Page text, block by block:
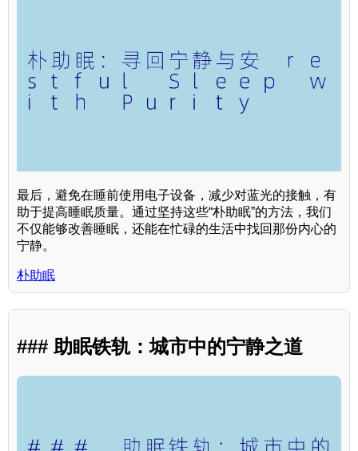
最后，避免在睡前使用电子设备，减少对蓝光的接触，有
助于提高睡眠质量。通过坚持这些“朴助眠”的方法，我们
不仅能够改善睡眠，还能在忙碌的生活中找回那份内心的
宁静。
朴助眠
### 助眠铁轨：城市中的宁静之道